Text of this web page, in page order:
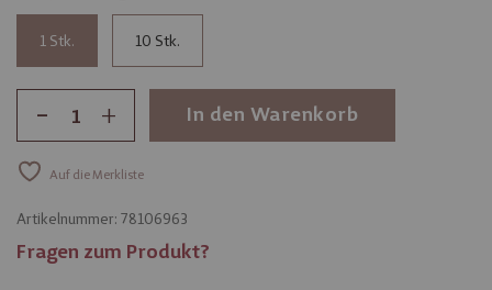
1 10
- + In den Warenkorb
Auf die Merkliste
Artikelnummer: 78106963
Fragen zum Produkt?